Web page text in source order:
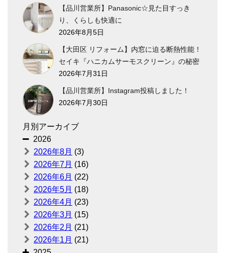
【品川営業所】Panasonic☆見た目すっき
り、くらしも快適に
2026年8月5日
【大田区 リフォーム】内窓に迫る断熱性能！
セイキ『ハニカムサーモスクリーン』の秘密
2026年7月31日
【品川営業所】Instagram投稿しました！
2026年7月30日
月別アーカイブ
2026
2026年8月 (3)
2026年7月 (16)
2026年6月 (22)
2026年5月 (18)
2026年4月 (23)
2026年3月 (15)
2026年2月 (21)
2026年1月 (21)